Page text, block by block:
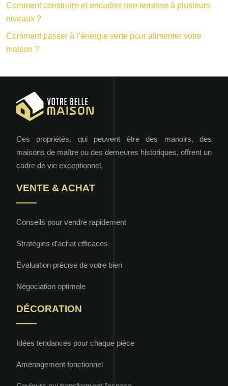
Comment construire et encadrer une terrasse à plusieurs
niveaux ?
Comment passer à l’énergie verte pour alimenter votre
maison ?
Ces propriétés, qui peuvent être des manoirs, des
maisons de maître ou des demeures historiques, offrent un
cadre de vie exceptionnel.
VENTE & ACHAT
Conseils pour vendre rapidement
Stratégies d’achat efficaces
Évaluation précise de votre bien
Négociation optimale
DÉCORATION
Idées tendances pour chaque pièce
Aménagement fonctionnel